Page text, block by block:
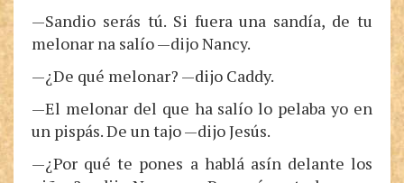
—Sandio serás tú. Si fuera una sandía, de tu
melonar na salío —dijo Nancy.
—¿De qué melonar? —dijo Caddy.
—El melonar del que ha salío lo pelaba yo en
un pispás. De un tajo —dijo Jesús.
—¿Por qué te pones a hablá asín delante los